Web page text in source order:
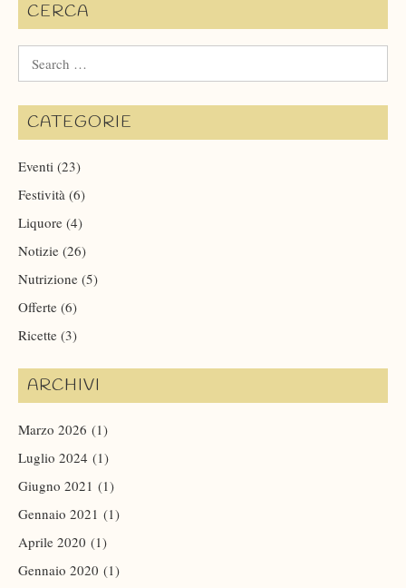
CERCA
for:
CATEGORIE
Eventi (23)
Festività (6)
Liquore (4)
Notizie (26)
Nutrizione (5)
Offerte (6)
Ricette (3)
ARCHIVI
Marzo 2026 (1)
Luglio 2024 (1)
Giugno 2021 (1)
Gennaio 2021 (1)
Aprile 2020 (1)
Gennaio 2020 (1)